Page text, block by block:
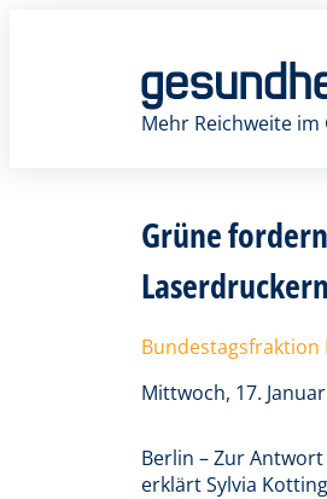
Mehr Reichweite
Grüne
Laserdruckern
Bundestagsfraktion
Mittwoch, 17.
Berlin – Zur
erklärt Sylvia